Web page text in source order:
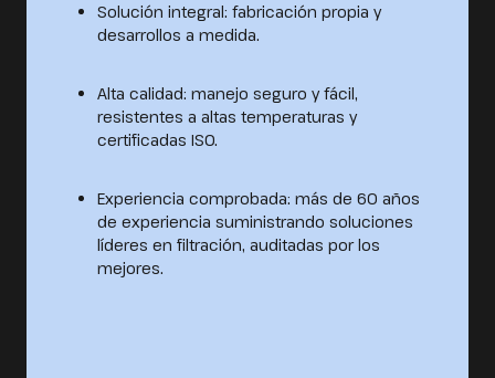
Solución integral: fabricación propia y
desarrollos a medida.
Alta calidad: manejo seguro y fácil,
resistentes a altas temperaturas y
certificadas ISO.
Experiencia comprobada: más de 60 años
de experiencia suministrando soluciones
líderes en filtración, auditadas por los
mejores.